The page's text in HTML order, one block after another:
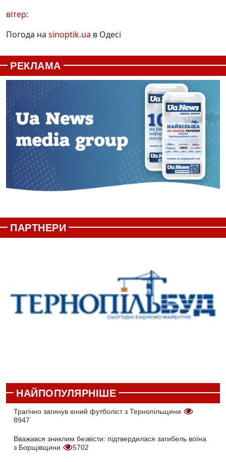
вітер:
Погода на sinoptik.ua в Одесі
РЕКЛАМА
ПАРТНЕРИ
НАЙПОПУЛЯРНІШЕ
Трагічно загинув юний футболіст з Тернопільщини
8947
Вважався зниклим безвісти: підтвердилася загибель воїна
з Борщівщини
5702